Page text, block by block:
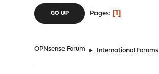
GO UP Pages 1
OPNsense Forum ► International Forums